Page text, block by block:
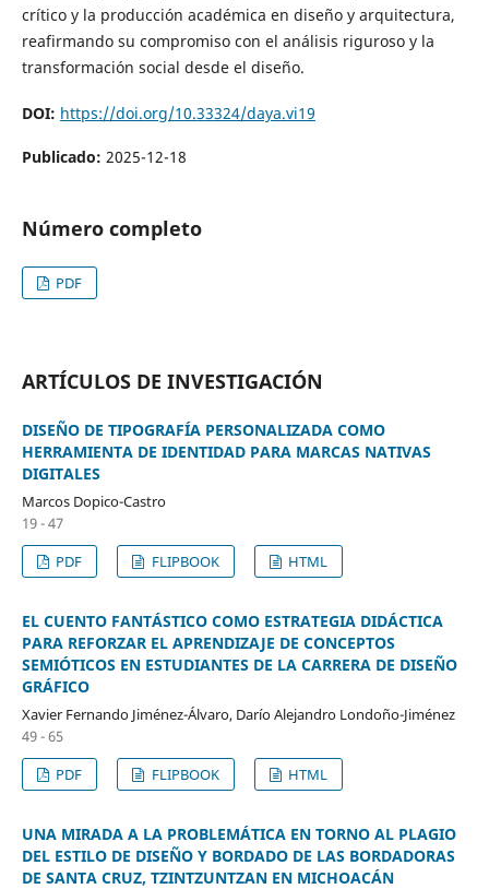
crítico y la producción académica en diseño y arquitectura,
reafirmando su compromiso con el análisis riguroso y la
transformación social desde el diseño.
DOI: https://doi.org/10.33324/daya.vi19
Publicado: 2025-12-18
Número completo
PDF
ARTÍCULOS DE INVESTIGACIÓN
DISEÑO DE TIPOGRAFÍA PERSONALIZADA COMO
HERRAMIENTA DE IDENTIDAD PARA MARCAS NATIVAS
DIGITALES
Marcos Dopico-Castro
19 - 47
PDF
FLIPBOOK HTML
EL CUENTO FANTÁSTICO COMO ESTRATEGIA DIDÁCTICA
PARA REFORZAR EL APRENDIZAJE DE CONCEPTOS
SEMIÓTICOS EN ESTUDIANTES DE LA CARRERA DE DISEÑO
GRÁFICO
Xavier Fernando Jiménez-Álvaro, Darío Alejandro Londoño-Jiménez
49 - 65
PDF
FLIPBOOK HTML
UNA MIRADA A LA PROBLEMÁTICA EN TORNO AL PLAGIO
DEL ESTILO DE DISEÑO Y BORDADO DE LAS BORDADORAS
DE SANTA CRUZ, TZINTZUNTZAN EN MICHOACÁN